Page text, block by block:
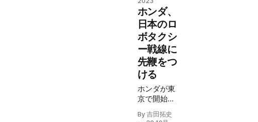
トップ2は
ともに自前
のソフトウ
ェア開発を
試みたもの
の、かなり
苦戦してい
るようだ。
成熟し大企
業が新たな
技術的専門
知識を既存
ホンダ、
日本のロ
ボタクシ
ー戦線に
先鞭をつ
ける
ホンダが東
京で開始す
るロボタク
シー事業
By 吉田拓史